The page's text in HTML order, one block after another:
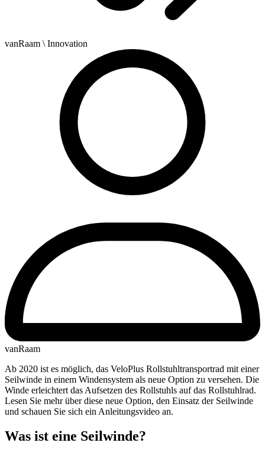
vanRaam \ Innovation
vanRaam
Ab 2020 ist es möglich, das VeloPlus Rollstuhltransportrad mit einer
Seilwinde in einem Windensystem als neue Option zu versehen. Die
Winde erleichtert das Aufsetzen des Rollstuhls auf das Rollstuhlrad.
Lesen Sie mehr über diese neue Option, den Einsatz der Seilwinde
und schauen Sie sich ein Anleitungsvideo an.
Was ist eine Seilwinde?